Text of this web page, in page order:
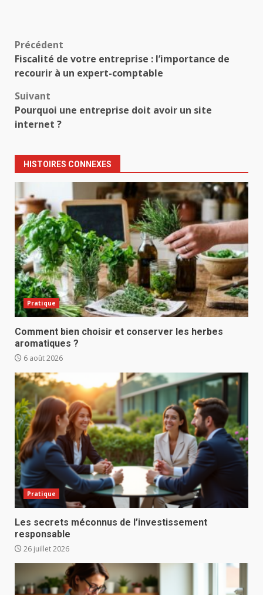
Navigation
d’article
Précédent
Fiscalité de votre entreprise : l’importance de
recourir à un expert-comptable
Suivant
Pourquoi une entreprise doit avoir un site
internet ?
HISTOIRES CONNEXES
Pratique
Comment bien choisir et conserver les herbes
aromatiques ?
6 août 2026
Pratique
Les secrets méconnus de l’investissement
responsable
26 juillet 2026